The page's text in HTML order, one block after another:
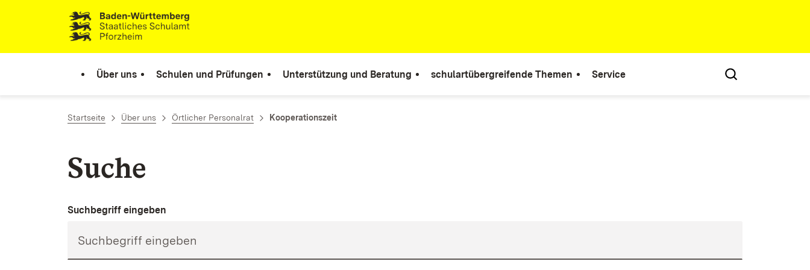
Zum Inhalt springen
Link zur Startseite
Über uns Schulen und Prüfungen Unterstützung und Beratung schulartübergreifende Themen Service
Startseite Über uns Örtlicher Personalrat Kooperationszeit
Suche
Suchbegriff eingeben